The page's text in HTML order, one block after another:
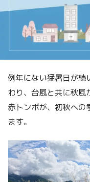
例年にない猛暑日が続
わり、台風と共に秋風
赤トンボが、初秋へ
ます。